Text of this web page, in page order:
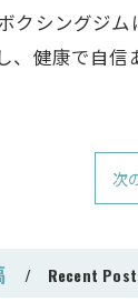
クシングジム
、健康で自信
次
Recent